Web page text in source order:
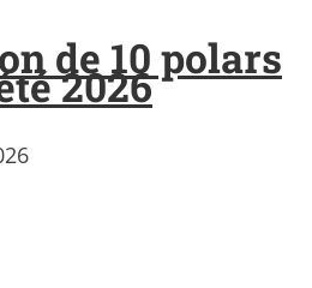
de 10 polars
2026